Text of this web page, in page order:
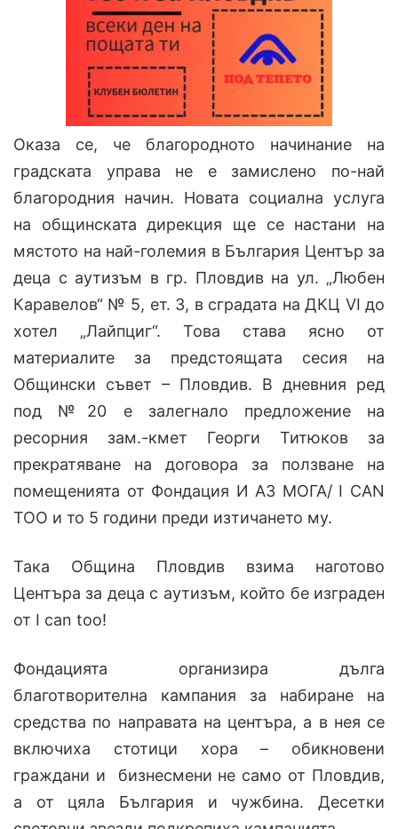
Оказа се, че благородното начинание на
градската управа не е замислено по-най
благородния начин. Новата социална услуга
на общинската дирекция ще се настани на
мястото на най-големия в България Център за
деца с аутизъм в гр. Пловдив на ул. „Любен
Каравелов“ № 5, ет. 3, в сградата на ДКЦ VI до
хотел „Лайпциг“. Това става ясно от
материалите за предстоящата сесия на
Общински съвет – Пловдив. В дневния ред
под №20 е залегнало предложение на
ресорния зам.-кмет Георги Титюков за
прекратяване на договора за ползване на
помещенията от Фондация И АЗ МОГА/ I CAN
TOO и то 5 години преди изтичането му.
Така Община Пловдив взима наготово
Центъра за деца с аутизъм, който бе изграден
от I can too!
Фондацията организира дълга
благотворителна кампания за набиране на
средства по направата на центъра, а в нея се
включиха стотици хора – обикновени
граждани и бизнесмени не само от Пловдив,
а от цяла България и чужбина. Десетки